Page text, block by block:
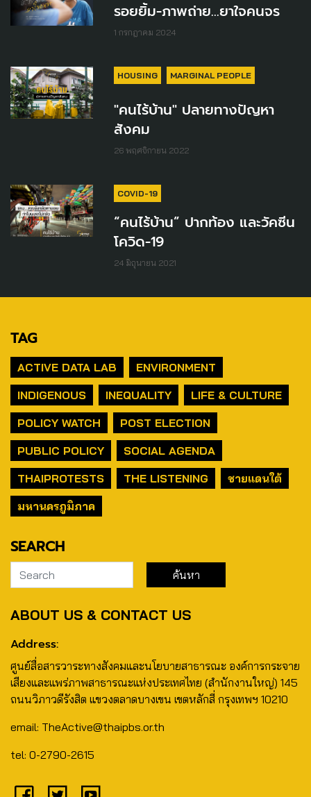
รอยยิ้ม-ภาพถ่าย...ยาใจคนจร
1 กรกฎาคม 2024
HOUSING MARGINAL PEOPLE
"คนไร้บ้าน" ปลายทางปัญหา
สังคม
26 พฤศจิกายน 2022
COVID-19
“คนไร้บ้าน” ปากท้อง และวัคซีน
โควิด-19
24 มิถุนายน 2021
TAG
ACTIVE DATA LAB
ENVIRONMENT
INDIGENOUS
INEQUALITY
LIFE & CULTURE
POLICY WATCH
POST ELECTION
PUBLIC POLICY
SOCIAL AGENDA
THAIPROTESTS
THE LISTENING
ชายแดนใต้
มหานครภูมิภาค
SEARCH
ABOUT US & CONTACT US
Address:
ศูนย์สื่อสารวาระทางสังคมและนโยบายสาธารณะ องค์การกระจาย
เสียงและแพร่ภาพสาธารณะแห่งประเทศไทย (สำนักงานใหญ่) 145
ถนนวิภาวดีรังสิต แขวงตลาดบางเขน เขตหลักสี่ กรุงเทพฯ 10210
email: TheActive@thaipbs.or.th
tel: 0-2790-2615